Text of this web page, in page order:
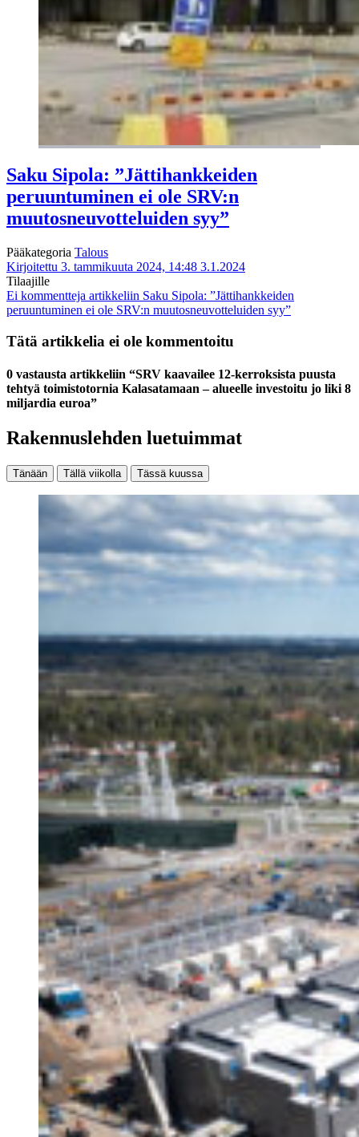
Saku Sipola: ”Jättihankkeiden
peruuntuminen ei ole SRV:n
muutosneuvotteluiden syy”
Pääkategoria Talous
Kirjoitettu 3. tammikuuta 2024, 14:48 3.1.2024
Tilaajille
Ei kommentteja artikkeliin Saku Sipola: ”Jättihankkeiden
peruuntuminen ei ole SRV:n muutosneuvotteluiden syy”
Tätä artikkelia ei ole kommentoitu
0 vastausta artikkeliin “SRV kaavailee 12-kerroksista puusta
tehtyä toimistotornia Kalasatamaan – alueelle investoitu jo liki 8
miljardia euroa”
Rakennuslehden luetuimmat
Tänään Tällä viikolla Tässä kuussa